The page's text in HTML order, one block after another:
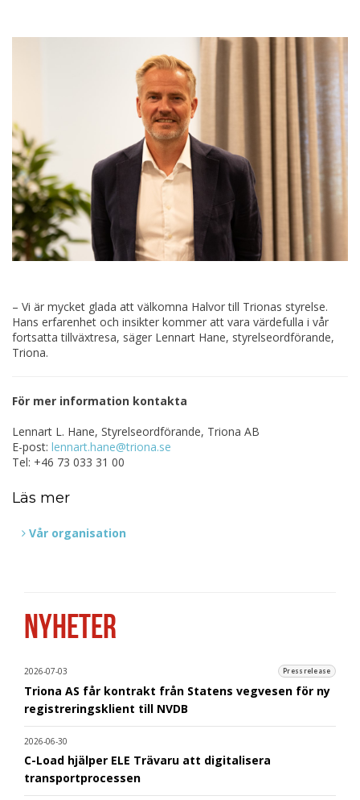
– Vi är mycket glada att välkomna Halvor till Trionas styrelse.
Hans erfarenhet och insikter kommer att vara värdefulla i vår
fortsatta tillväxtresa, säger Lennart Hane, styrelseordförande,
Triona.
För mer information kontakta
Lennart L. Hane, Styrelseordförande, Triona AB
E-post: lennart.hane@triona.se
Tel: +46 73 033 31 00
Läs mer
Vår organisation
NYHETER
2026-07-03 Pressrelease
Triona AS får kontrakt från Statens vegvesen för ny
registreringsklient till NVDB
2026-06-30
C-Load hjälper ELE Trävaru att digitalisera
transportprocessen